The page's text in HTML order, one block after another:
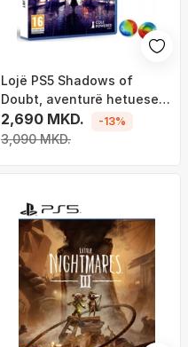
Lojë PS5 Shadows of
Doubt, aventurë hetuese,
stealth, multigjuhëshe
2,690 MKD.
3,090 MKD.
-13%